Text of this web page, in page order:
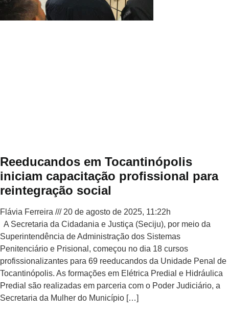
Reeducandos em Tocantinópolis
iniciam capacitação profissional para
reintegração social
Flávia Ferreira
20 de agosto de 2025, 11:22h
A Secretaria da Cidadania e Justiça (Seciju), por meio da
Superintendência de Administração dos Sistemas
Penitenciário e Prisional, começou no dia 18 cursos
profissionalizantes para 69 reeducandos da Unidade Penal de
Tocantinópolis. As formações em Elétrica Predial e Hidráulica
Predial são realizadas em parceria com o Poder Judiciário, a
Secretaria da Mulher do Município […]